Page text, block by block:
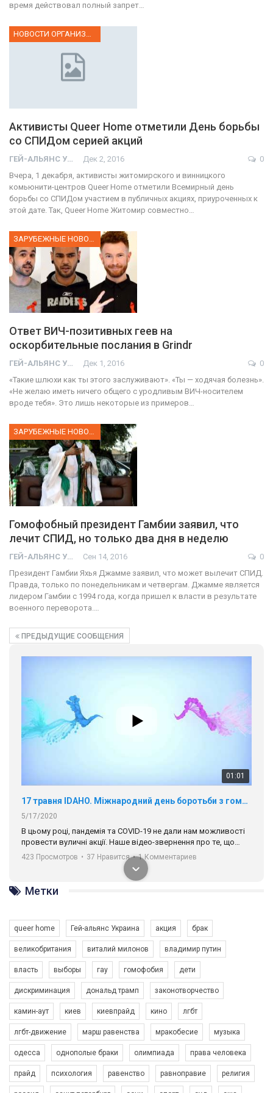
время действовал полный запрет…
НОВОСТИ ОРГАНИЗАЦИИ
Активисты Queer Home отметили День борьбы
со СПИДом серией акций
ГЕЙ-АЛЬЯНС УКРАИНА Дек 2, 2016
0
Вчера, 1 декабря, активисты житомирского и винницкого
комьюнити-центров Queer Home отметили Всемирный день
борьбы со СПИДом участием в публичных акциях, приуроченных к
этой дате. Так, Queer Home Житомир совместно…
Ответ ВИЧ-позитивных геев на
оскорбительные послания в Grindr
ГЕЙ-АЛЬЯНС УКРАИНА Дек 1, 2016
0
«Такие шлюхи как ты этого заслуживают». «Ты — ходячая болезнь».
«Не желаю иметь ничего общего с уродливым ВИЧ-носителем
вроде тебя». Это лишь некоторые из примеров…
ЗАРУБЕЖНЫЕ НОВОСТИ
Гомофобный президент Гамбии заявил, что
лечит СПИД, но только два дня в неделю
ГЕЙ-АЛЬЯНС УКРАИНА Сен 14, 2016
0
Президент Гамбии Яхья Джамме заявил, что может вылечит СПИД.
Правда, только по понедельникам и четвергам. Джамме является
лидером Гамбии с 1994 года, когда пришел к власти в результате
военного переворота.…
ПРЕДЫДУЩИЕ СООБЩЕНИЯ
01:01
17 травня IDAHO. Міжнародний день боротьби з гомофобією трансфобією і біфобія.
5/17/2020
В цьому році, пандемія та COVІD-19 не дали нам можливості
провести вуличні акції. Наше відео-звернення про те, що
навіть коли ми у різних містах та не можемо зустрінеться, ми
разом. Ми закликаємо всіх хто поділяє цінності рівності та
солідарності, приєднатися до нас. Регіональні підрозділи
ГАУ є в 16 областях України.
Разом наш голос лунає гучніше!
423 Просмотров • 37 Нравится • 1 Комментариев
Зупинимо насильство проти ЛГБТ в Україні! Stop violence against LGBT in Ukraine!
6/30/2017
Емоційний та вражаючий промо-ролік на конкурс PACT, який
представляє програму "Гей-альянс Україна" з протидії
насильству проти ЛГБТ в Україні.
Метки
queer home Гей-альянс Украина акция брак
великобритания виталий милонов владимир путин
власть выборы гау гомофобия дети
дискриминация дональд трамп законотворчество
камин-аут киев киевпрайд кино лгбт
лгбт-движение марш равенства мракобесие музыка
одесса однополые браки олимпиада права человека
прайд психология равенство равноправие религия